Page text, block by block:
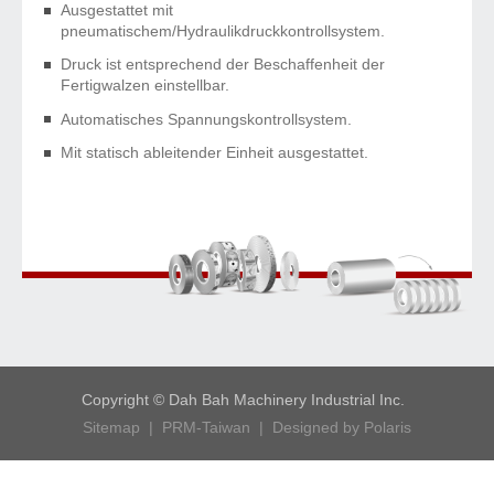
Ausgestattet mit
pneumatischem/Hydraulikdruckkontrollsystem.
Druck ist entsprechend der Beschaffenheit der
Fertigwalzen einstellbar.
Automatisches Spannungskontrollsystem.
Mit statisch ableitender Einheit ausgestattet.
Copyright © Dah Bah Machinery Industrial Inc.
Sitemap | PRM-Taiwan | Designed by Polaris